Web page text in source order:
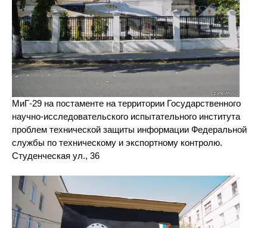
МиГ-29 на постаменте на территории Государственного
научно-исследовательского испытательного института
проблем технической защиты информации Федеральной
службы по техническому и экспортному контролю.
Студенческая ул., 36